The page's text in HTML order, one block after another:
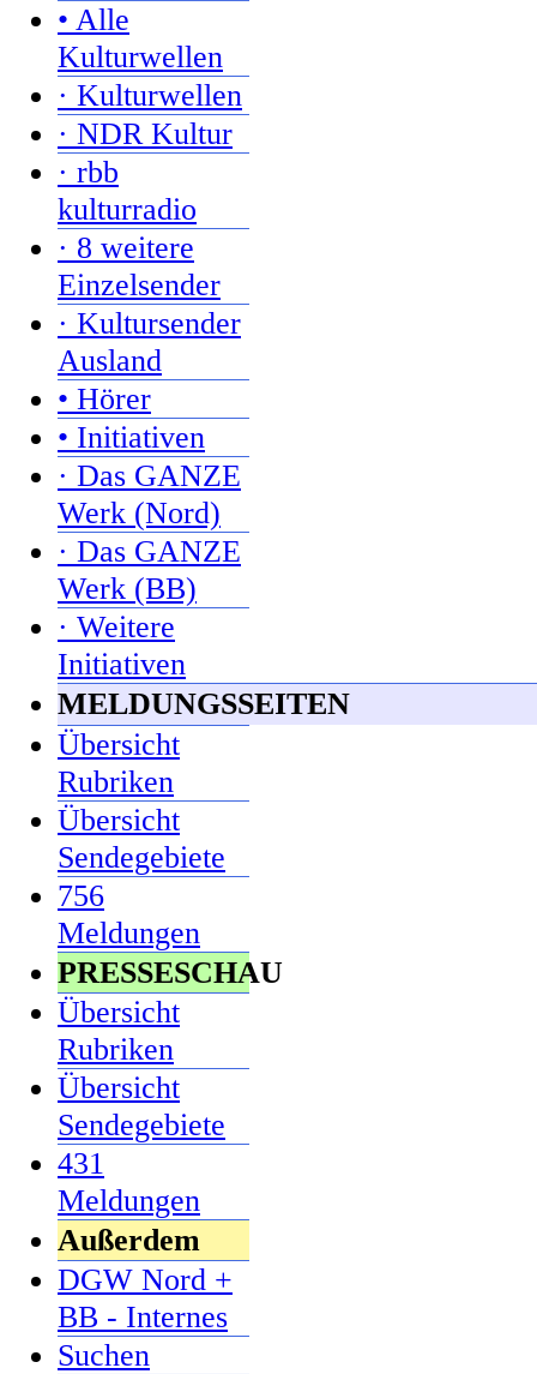
• Alle
Kulturwellen
· Kulturwellen
· NDR Kultur
· rbb
kulturradio
· 8 weitere
Einzelsender
· Kultursender
Ausland
• Hörer
• Initiativen
· Das GANZE
Werk (Nord)
· Das GANZE
Werk (BB)
· Weitere
Initiativen
MELDUNGSSEITEN
Übersicht
Rubriken
Übersicht
Sendegebiete
756
Meldungen
PRESSESCHAU
Übersicht
Rubriken
Übersicht
Sendegebiete
431
Meldungen
Außerdem
DGW Nord +
BB - Internes
Suchen